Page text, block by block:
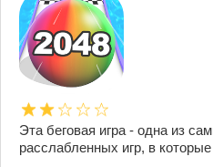
Эта беговая игра - одна из
расслабленных игр, в